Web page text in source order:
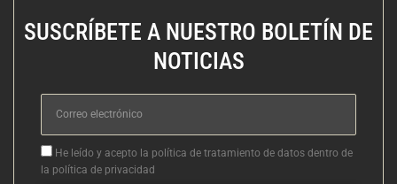
SUSCRÍBETE A NUESTRO BOLETÍN DE
NOTICIAS
Correo
electrónico
Aceptacion
He leído y acepto la política de tratamiento de datos dentro de
la política de privacidad